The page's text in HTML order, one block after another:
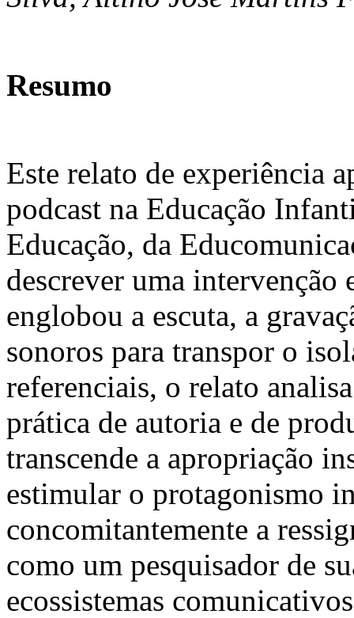
Resumo
Este relato de experiência
podcast na Educação
Educação, da
descrever uma intervenção
englobou a escuta, a
sonoros para transpor o
referenciais, o relato
prática de autoria e de
transcende a apropriação
estimular o protagonismo
concomitantemente a
como um pesquisador de
ecossistemas